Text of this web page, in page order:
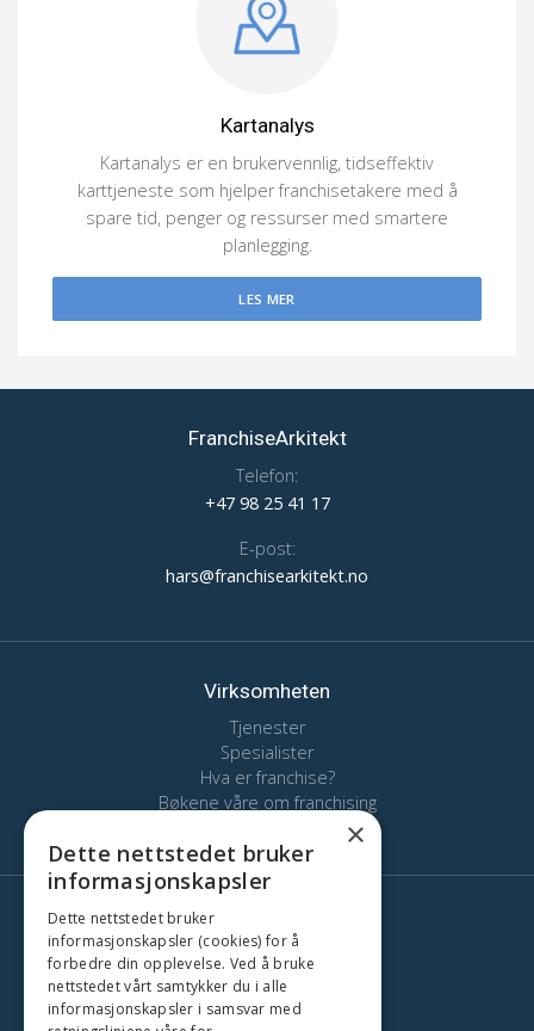
Kartanalys
Kartanalys er en brukervennlig, tidseffektiv
karttjeneste som hjelper franchisetakere med å
spare tid, penger og ressurser med smartere
planlegging.
LES MER
FranchiseArkitekt
Telefon:
+47 98 25 41 17
E-post:
hars@franchisearkitekt.no
Virksomheten
Tjenester
Spesialister
Hva er franchise?
Bøkene våre om franchising
Stockholm
Oslo
København
×
Dette nettstedet bruker
informasjonskapsler
Dette nettstedet bruker
informasjonskapsler (cookies) for å
forbedre din opplevelse. Ved å bruke
nettstedet vårt samtykker du i alle
informasjonskapsler i samsvar med